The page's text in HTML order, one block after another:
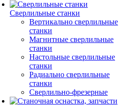
Сверлильные станки
Вертикально сверлильные
станки
Магнитные сверлильные
станки
Настольные сверлильные
станки
Радиально сверлильные
станки
Сверлильно-фрезерные